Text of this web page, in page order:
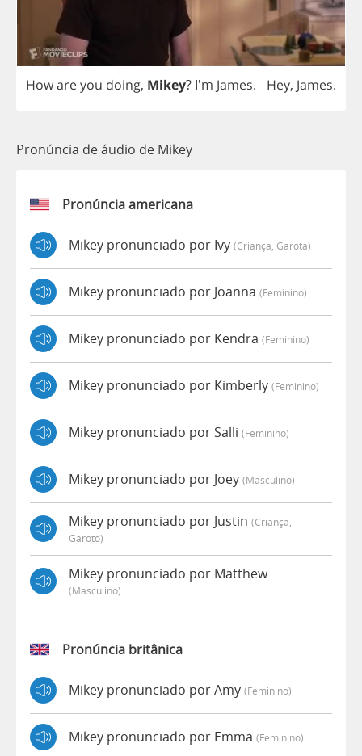
Howareyou doing, Mikey? I'm James. - Hey, James.
Pronúncia de áudio de Mikey
Pronúncia americana
Mikey pronunciado por Ivy (criança, Garota)
Mikey pronunciado por Joanna (feminino)
Mikey pronunciado por Kendra (feminino)
Mikey pronunciado por Kimberly (feminino)
Mikey pronunciado por Salli (feminino)
Mikey pronunciado por Joey (masculino)
Mikey pronunciado por Justin (criança,
Garoto)
Mikey pronunciado por Matthew
(masculino)
Pronúncia britânica
Mikey pronunciado por Amy (feminino)
Mikey pronunciado por Emma (feminino)